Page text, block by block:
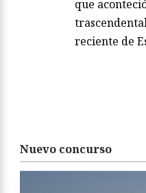
que
reciente de
Nuevo concurso